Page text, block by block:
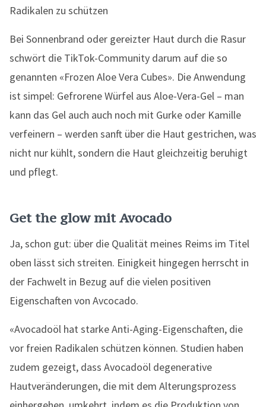
Radikalen zu schützen
Bei Sonnenbrand oder gereizter Haut durch die Rasur
schwört die TikTok-Community darum auf die so
genannten «Frozen Aloe Vera Cubes». Die Anwendung
ist simpel: Gefrorene Würfel aus Aloe-Vera-Gel – man
kann das Gel auch auch noch mit Gurke oder Kamille
verfeinern – werden sanft über die Haut gestrichen, was
nicht nur kühlt, sondern die Haut gleichzeitig beruhigt
und pflegt.
Get the glow mit Avocado
Ja, schon gut: über die Qualität meines Reims im Titel
oben lässt sich streiten. Einigkeit hingegen herrscht in
der Fachwelt in Bezug auf die vielen positiven
Eigenschaften von Avcocado.
«Avocadoöl hat starke Anti-Aging-Eigenschaften, die
vor freien Radikalen schützen können. Studien haben
zudem gezeigt, dass Avocadoöl degenerative
Hautveränderungen, die mit dem Alterungsprozess